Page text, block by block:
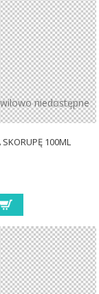
niedostępne
100ML